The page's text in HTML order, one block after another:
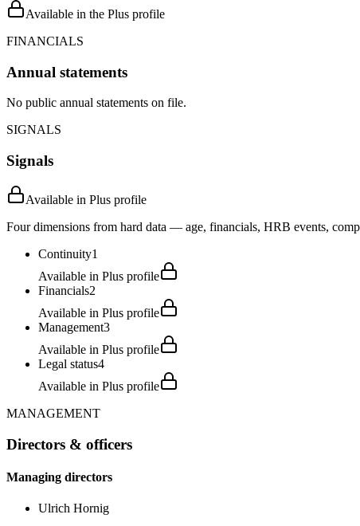
Available in the Plus profile
FINANCIALS
Annual statements
No public annual statements on file.
SIGNALS
Signals
Available in Plus profile
Four dimensions from hard data — age, financials, HRB events,
Continuity1
Available in Plus profile
Financials2
Available in Plus profile
Management3
Available in Plus profile
Legal status4
Available in Plus profile
MANAGEMENT
Directors & officers
Managing directors
Ulrich Hornig